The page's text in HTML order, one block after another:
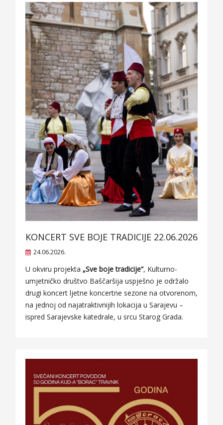
KONCERT SVE BOJE TRADICIJE 22.06.2026
24.06.2026.
U okviru projekta „Sve boje tradicije“, Kulturno-
umjetničko društvo Baščaršija uspješno je održalo
drugi koncert ljetne koncertne sezone na otvorenom,
na jednoj od najatraktivnijih lokacija u Sarajevu –
ispred Sarajevske katedrale, u srcu Starog Grada.